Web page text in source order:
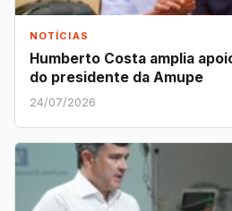
NOTÍCIAS
Humberto Costa amplia
do presidente da Amupe
24/07/2026